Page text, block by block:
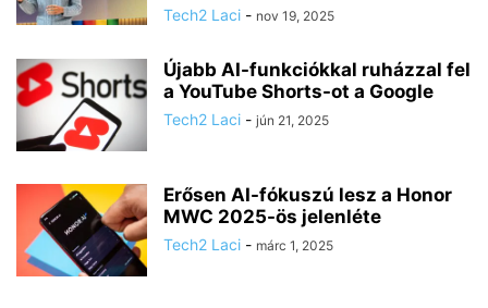
Tech2 Laci - nov 19, 2025
Újabb AI-funkciókkal ruházzal fel
a YouTube Shorts-ot a Google
Tech2 Laci - jún 21, 2025
Erősen AI-fókuszú lesz a Honor
MWC 2025-ös jelenléte
Tech2 Laci - márc 1, 2025